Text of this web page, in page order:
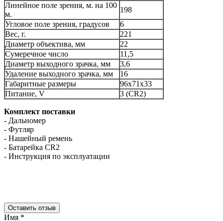
Линейное поле зрения, м. на 100
м.
198
Угловое поле зрения, градусов
6
Вес, г.
221
Диаметр объектива, мм
22
Сумеречное число
11,5
Диаметр выходного зрачка, мм
3,6
Удаление выходного зрачка, мм
16
Габаритные размеры
96х71х33
Питание, V
3 (CR2)
Комплект поставки
- Дальномер
- Футляр
- Нашейный ремень
- Батарейка CR2
- Инструкция по эксплуатации
Оставить отзыв
Имя *